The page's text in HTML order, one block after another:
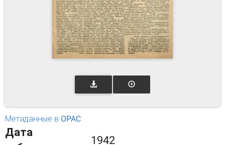
Метаданные в OPAC
Дата
1942